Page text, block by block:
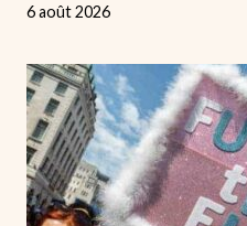
6 août 2026